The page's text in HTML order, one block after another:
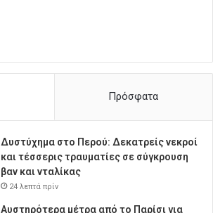
Πρόσφατα
Δυστύχημα στο Περού: Δεκατρείς νεκροί
και τέσσερις τραυματίες σε σύγκρουση
βαν και νταλίκας
24 λεπτά πρίν
Αυστηρότερα μέτρα από το Παρίσι για